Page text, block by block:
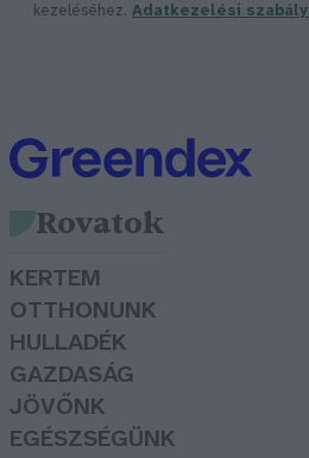
kezeléséhez. Adatkezelési
Rovatok
KERTEM
OTTHONUNK
HULLADÉK
GAZDASÁG
JÖVŐNK
EGÉSZSÉGÜNK